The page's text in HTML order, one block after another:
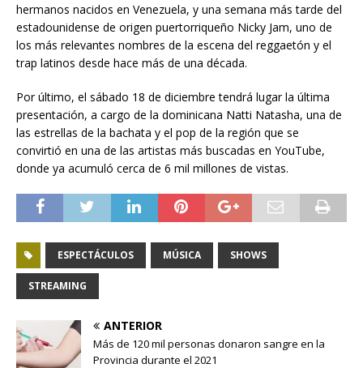
hermanos nacidos en Venezuela, y una semana más tarde del
estadounidense de origen puertorriqueño Nicky Jam, uno de
los más relevantes nombres de la escena del reggaetón y el
trap latinos desde hace más de una década.
Por último, el sábado 18 de diciembre tendrá lugar la última
presentación, a cargo de la dominicana Natti Natasha, una de
las estrellas de la bachata y el pop de la región que se
convirtió en una de las artistas más buscadas en YouTube,
donde ya acumuló cerca de 6 mil millones de vistas.
ESPECTÁCULOS MÚSICA SHOWS
STREAMING
ANTERIOR
Más de 120 mil personas donaron sangre en la
Provincia durante el 2021